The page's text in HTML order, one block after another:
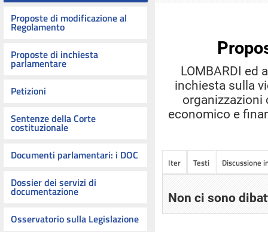
Proposte di modificazione al
Regolamento
Proposte di inchiesta
parlamentare
Petizioni
Sentenze della Corte
costituzionale
Documenti parlamentari: i DOC
Dossier dei servizi di
documentazione
Osservatorio sulla Legislazione
LOMBARDI ed
inchiesta sulla
organizzazioni
economico e
Iter Testi Discussione
Non ci sono